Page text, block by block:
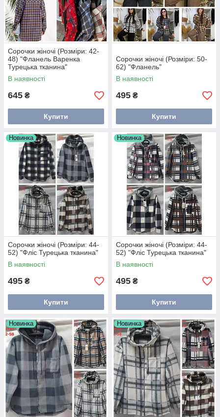
Сорочки жіночі (Розміри: 42-
48) "Фланель Варенка
Турецька тканина"
В наявності
645 ₴
Купити
Сорочки жіночі (Розміри: 50-
62) "Фланель"
В наявності
495 ₴
Купити
Новинка
Сорочки жіночі (Розміри: 44-
52) "Фліс Турецька тканина"
В наявності
495 ₴
Купити
Новинка
Сорочки жіночі (Розміри: 44-
52) "Фліс Турецька тканина"
В наявності
495 ₴
Купити
Новинка Новинка